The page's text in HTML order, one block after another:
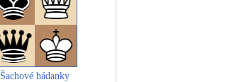
Šachové hádanky